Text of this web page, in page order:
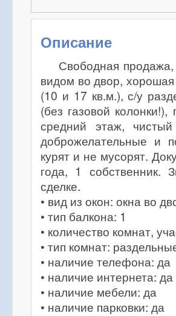
Описание
Свободная
видом во двор,
(10 и 17 кв.м.), с/у
(без газовой
средний этаж,
доброжелательные и
курят и не мусорят.
года, 1 собственник.
сделке.
• вид из окон: окна во
• тип балкона: 1
• количество комнат,
• тип комнат:
• наличие телефона: да
• наличие интернета: да
• наличие мебели: да
• наличие парковки: да